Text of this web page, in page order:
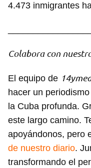
iniciar sesión con tu
4.473 inmigrantes
Colabora con
El equipo de
hacer un
la Cuba profunda.
este largo camino.
apoyándonos, pero
de nuestro diario.
transformando el